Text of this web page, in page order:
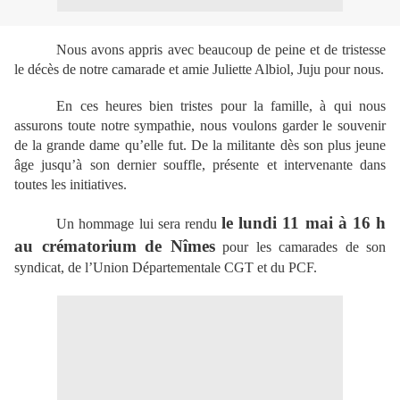
Nous avons appris avec beaucoup de peine et de tristesse
le décès de notre camarade et amie Juliette Albiol, Juju pour nous.
En ces heures bien tristes pour la famille, à qui nous
assurons toute notre sympathie, nous voulons garder le souvenir
de la grande dame qu’elle fut. De la militante dès son plus jeune
âge jusqu’à son dernier souffle, présente et intervenante dans
toutes les initiatives.
Un hommage lui sera rendu le lundi 11 mai à 16 h
au crématorium de Nîmes pour les camarades de son
syndicat, de l’Union Départementale CGT et du PCF.